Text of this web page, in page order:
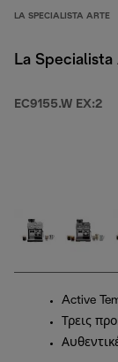
LA SPECIALISTA ARTE
La Specialista
EC9155.W EX:2
Active
Τρεις